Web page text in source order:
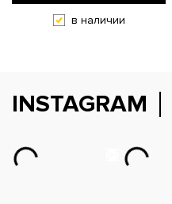
в наличии
INSTAGRAM